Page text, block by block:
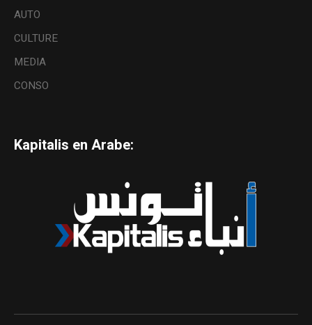
AUTO
CULTURE
MEDIA
CONSO
Kapitalis en Arabe: